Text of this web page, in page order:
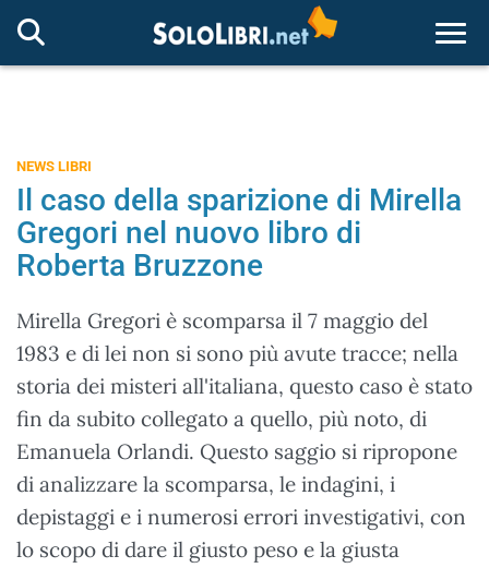
NEWS LIBRI
Il caso della sparizione di Mirella
Gregori nel nuovo libro di
Roberta Bruzzone
Mirella Gregori è scomparsa il 7 maggio del
1983 e di lei non si sono più avute tracce; nella
storia dei misteri all'italiana, questo caso è stato
fin da subito collegato a quello, più noto, di
Emanuela Orlandi. Questo saggio si ripropone
di analizzare la scomparsa, le indagini, i
depistaggi e i numerosi errori investigativi, con
lo scopo di dare il giusto peso e la giusta